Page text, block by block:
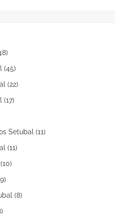
(45)
(22)
Setubal (11)
(11)
(8)